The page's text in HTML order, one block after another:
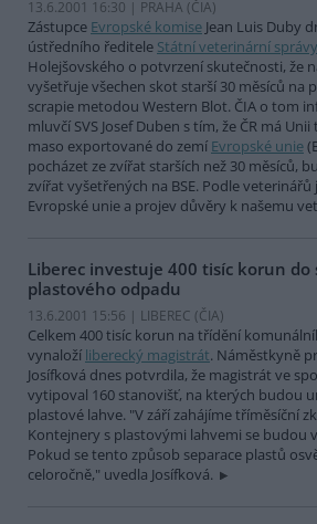
13.6.2001 16:30 | PRAHA (ČIA)
Zástupce Evropské komise Jean Luis Duby
ústředního ředitele Státní veterinární
Holejšovského o potvrzení skutečnosti, že
vyšetřuje všechen skot starší 30 měsíců na
scrapie metodou Western Blot. ČIA o tom
mluvčí SVS Josef Duben s tím, že ČR má
maso exportované do zemí Evropské unie
pocházet ze zvířat starších než 30 měsíců,
zvířat vyšetřených na BSE. Podle
Evropské unie a projev důvěry k našemu
Liberec investuje 400 tisíc korun do
plastového odpadu
13.6.2001 15:56 | LIBEREC (ČIA)
Celkem 400 tisíc korun na třídění
vynaloží liberecký magistrát. Náměstkyně
Josífková dnes potvrdila, že magistrát ve
vytipoval 160 stanovišť, na kterých budou
plastové lahve. "V září zahájíme tříměsíční
Kontejnery s plastovými lahvemi se budou
Pokud se tento způsob separace plastů
celoročně," uvedla Josífková.